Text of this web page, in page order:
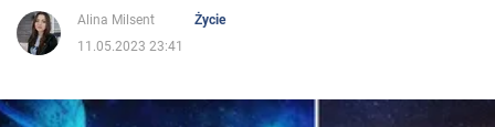
Życie
Polityka
Alina Milsent
Życie
11.05.2023 23:41